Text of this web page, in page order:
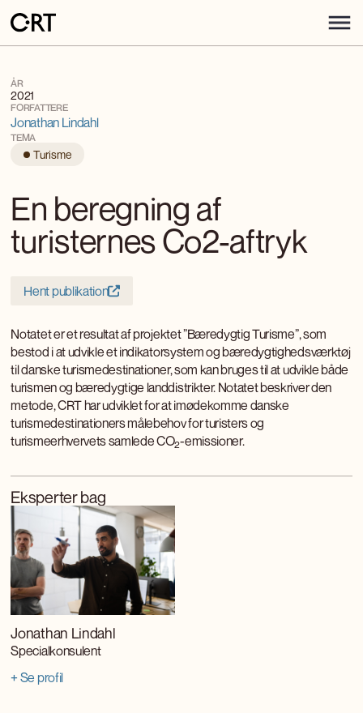
ÅR
2021
FORFATTERE
Jonathan Lindahl
TEMA
Turisme
En beregning af
turisternes Co2-aftryk
Hent publikation
Notatet er et resultat af projektet ”Bæredygtig Turisme”, som
bestod i at udvikle et indikatorsystem og bæredygtighedsværktøj
til danske turismedestinationer, som kan bruges til at udvikle både
turismen og bæredygtige landdistrikter. Notatet beskriver den
metode, CRT har udviklet for at imødekomme danske
turismedestinationers målebehov for turisters og
turismeerhvervets samlede CO2-emissioner.
Eksperter bag
Jonathan Lindahl
Specialkonsulent
+ Se profil